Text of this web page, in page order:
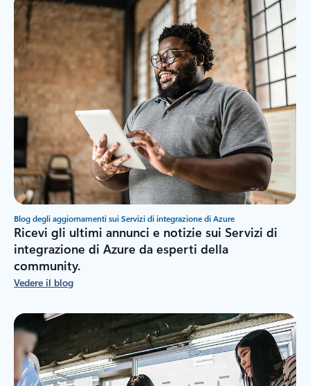
Blog degli aggiornamenti sui Servizi di integrazione di Azure
Ricevi gli ultimi annunci e notizie sui Servizi di
integrazione di Azure da esperti della
community.
Vedere il blog